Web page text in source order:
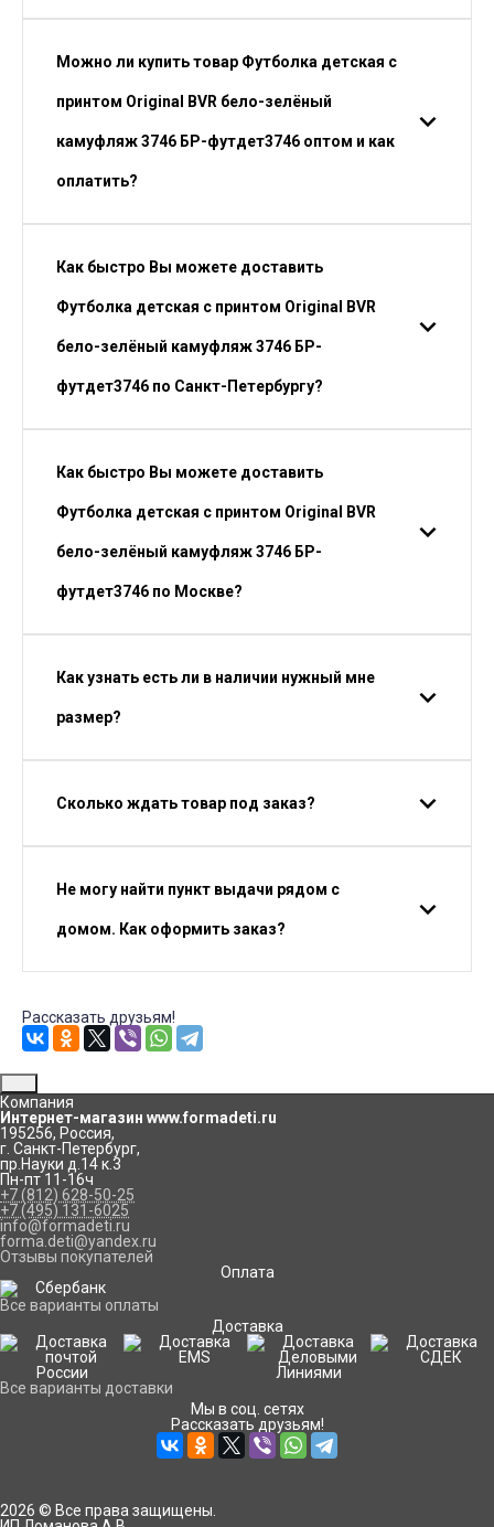
Можно ли купить товар Футболка детская с
принтом Original BVR бело-зелёный
камуфляж 3746 БР-футдет3746 оптом и как
оплатить?
Как быстро Вы можете доставить
Футболка детская с принтом Original BVR
бело-зелёный камуфляж 3746 БР-
футдет3746 по Санкт-Петербургу?
Как быстро Вы можете доставить
Футболка детская с принтом Original BVR
бело-зелёный камуфляж 3746 БР-
футдет3746 по Москве?
Как узнать есть ли в наличии нужный мне
размер?
Сколько ждать товар под заказ?
Не могу найти пункт выдачи рядом с
домом. Как оформить заказ?
Рассказать друзьям!
Компания
Интернет-магазин www.formadeti.ru
195256, Россия,
г. Санкт-Петербург,
пр.Науки д.14 к.3
Пн-пт 11-16ч
+7 (812) 628-50-25
+7 (495) 131-6025
info@formadeti.ru
forma.deti@yandex.ru
Отзывы покупателей
Оплата
Все варианты оплаты
Доставка
Все варианты доставки
Мы в соц. сетях
Рассказать друзьям!
2026 © Все права защищены.